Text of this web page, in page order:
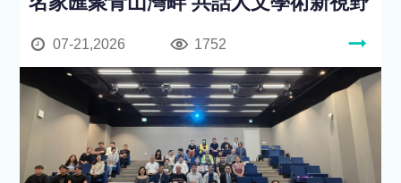
07-21,2026 1752